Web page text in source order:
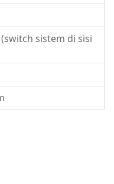
sistem di sisi